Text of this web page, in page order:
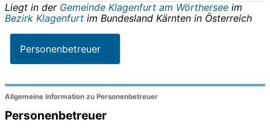
Liegt in der Gemeinde Klagenfurt am Wörthersee im
Bezirk Klagenfurt im Bundesland Kärnten in Österreich
Personenbetreuer
Allgemeine Information zu Personenbetreuer
Personenbetreuer